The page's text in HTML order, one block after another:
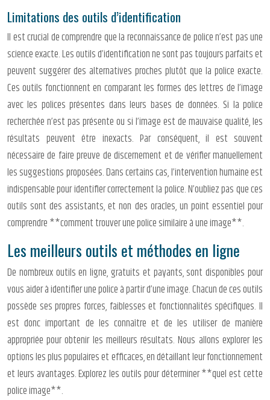
Limitations des outils d’identification
Il est crucial de comprendre que la reconnaissance de police n’est pas une
science exacte. Les outils d’identification ne sont pas toujours parfaits et
peuvent suggérer des alternatives proches plutôt que la police exacte.
Ces outils fonctionnent en comparant les formes des lettres de l’image
avec les polices présentes dans leurs bases de données. Si la police
recherchée n’est pas présente ou si l’image est de mauvaise qualité, les
résultats peuvent être inexacts. Par conséquent, il est souvent
nécessaire de faire preuve de discernement et de vérifier manuellement
les suggestions proposées. Dans certains cas, l’intervention humaine est
indispensable pour identifier correctement la police. N’oubliez pas que ces
outils sont des assistants, et non des oracles, un point essentiel pour
comprendre **comment trouver une police similaire à une image**.
Les meilleurs outils et méthodes en ligne
De nombreux outils en ligne, gratuits et payants, sont disponibles pour
vous aider à identifier une police à partir d’une image. Chacun de ces outils
possède ses propres forces, faiblesses et fonctionnalités spécifiques. Il
est donc important de les connaître et de les utiliser de manière
appropriée pour obtenir les meilleurs résultats. Nous allons explorer les
options les plus populaires et efficaces, en détaillant leur fonctionnement
et leurs avantages. Explorez les outils pour déterminer **quel est cette
police image**.